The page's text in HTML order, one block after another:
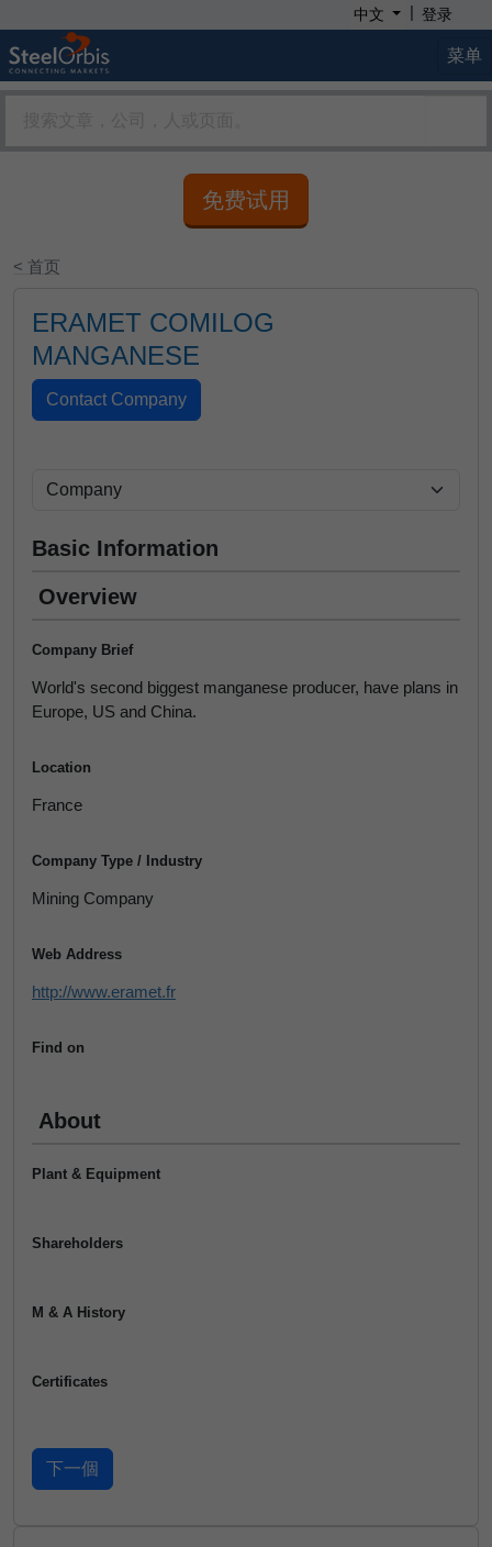
中文 | 登录
菜单
免费试用
< 首页
ERAMET COMILOG
MANGANESE
Basic Information
Overview
Company Brief
World's second biggest manganese producer, have plans in
Europe, US and China.
Location
France
Company Type / Industry
Mining Company
Web Address
http://www.eramet.fr
Find on
About
Plant & Equipment
Shareholders
M & A History
Certificates